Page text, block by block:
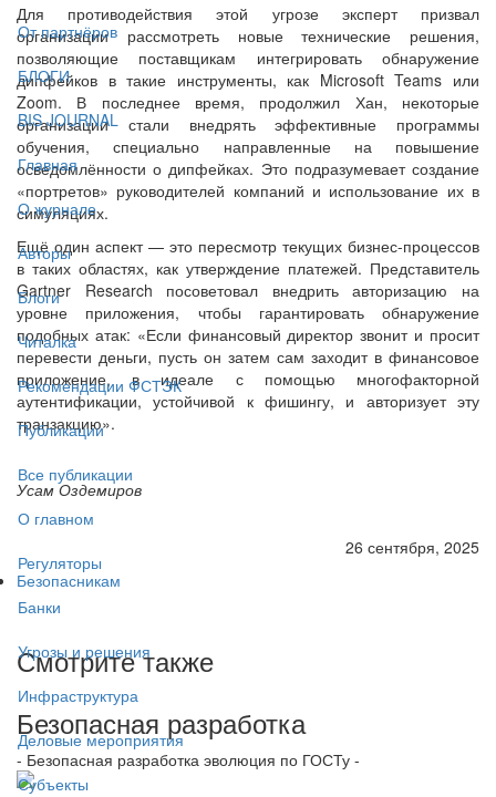
От партнёров
БЛОГИ
BIS JOURNAL
Главная
О журнале
Авторы
Блоги
Читалка
Рекомендации ФСТЭК
Публикации
Все публикации
О главном
Регуляторы
Банки
Угрозы и решения
Инфраструктура
Деловые мероприятия
Субъекты
Для противодействия этой угрозе эксперт призвал
организации рассмотреть новые технические решения,
позволяющие поставщикам интегрировать обнаружение
дипфейков в такие инструменты, как Microsoft Teams или
Zoom. В последнее время, продолжил Хан, некоторые
организации стали внедрять эффективные программы
обучения, специально направленные на повышение
осведомлённости о дипфейках. Это подразумевает создание
«портретов» руководителей компаний и использование их в
симуляциях.
Ещё один аспект — это пересмотр текущих бизнес-процессов
в таких областях, как утверждение платежей. Представитель
Gartner Research посоветовал внедрить авторизацию на
уровне приложения, чтобы гарантировать обнаружение
подобных атак: «Если финансовый директор звонит и просит
перевести деньги, пусть он затем сам заходит в финансовое
приложение, в идеале с помощью многофакторной
аутентификации, устойчивой к фишингу, и авторизует эту
транзакцию».
Усам Оздемиров
26 сентября, 2025
Безопасникам
Смотрите также
Безопасная разработка
- Безопасная разработка эволюция по ГОСТу -